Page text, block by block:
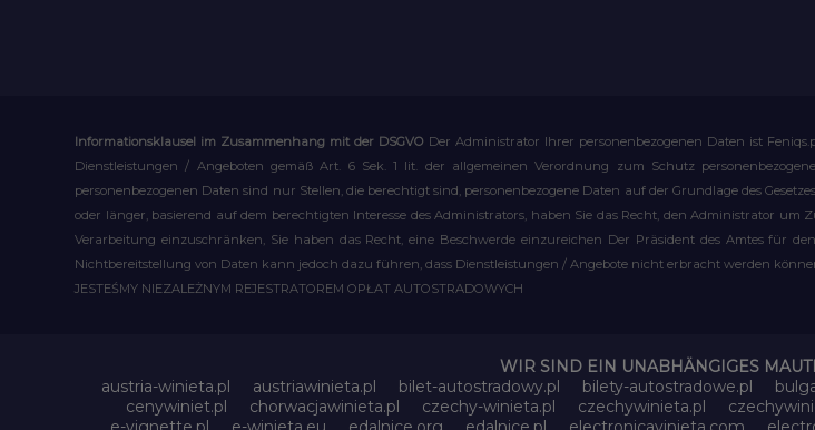
Informationsklausel im Zusammenhang mit der DSGVO Der Administrator Ihrer personenbezogenen Daten ist
Dienstleistungen / Angeboten gemäß Art. 6 Sek. 1 lit. der allgemeinen Verordnung zum Schutz
personenbezogenen Daten sind nur Stellen, die berechtigt sind, personenbezogene Daten auf der Grundlage des
oder länger, basierend auf dem berechtigten Interesse des Administrators, haben Sie das Recht, den Administrator
Verarbeitung einzuschränken, Sie haben das Recht, eine Beschwerde einzureichen Der Präsident des Amtes für
Nichtbereitstellung von Daten kann jedoch dazu führen, dass Dienstleistungen / Angebote nicht erbracht werden
JESTEŚMY NIEZALEŻNYM REJESTRATOREM OPŁAT AUTOSTRADOWYCH
WIR SIND EIN UNABHÄNGIGES
austria-winieta.pl
austriawinieta.pl bilet-autostradowy.pl bilety-autostradowe.pl
cenywiniet.pl
chorwacjawinieta.pl czechy-winieta.pl czechywinieta.pl